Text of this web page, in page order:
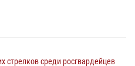
стрелков среди росгвардейцев